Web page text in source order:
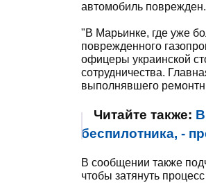
автомобиль поврежден.
"В Марьинке, где уже
поврежденного
офицеры украинской
сотрудничества.
выполнявшего
Читайте также:
беспилотника, -
В сообщении также
чтобы затянуть